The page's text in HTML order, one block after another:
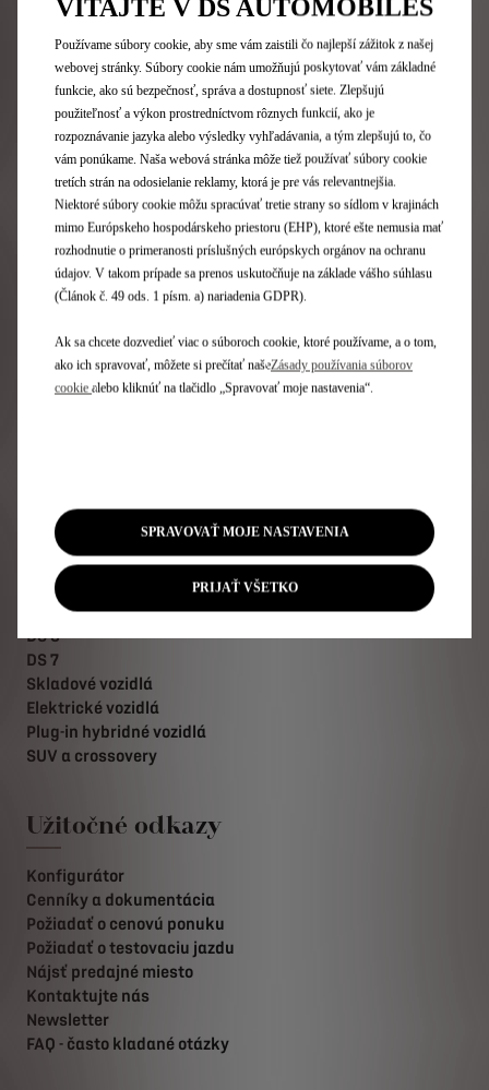
NASPÄŤ
Objavte DS 3 COLLECTION EXUPÉRY
Cenník DS 3
Ponuka DS
DS 3
DS 7
Skladové vozidlá
Elektrické vozidlá
Plug-in hybridné vozidlá
SUV a crossovery
Užitočné odkazy
Konfigurátor
Cenníky a dokumentácia
Požiadať o cenovú ponuku
Požiadať o testovaciu jazdu
Nájsť predajné miesto
Kontaktujte nás
Newsletter
FAQ - často kladané otázky
VITAJTE V DS AUTOMOBILES
Používame súbory cookie, aby sme vám zaistili čo najlepší zážitok z našej
webovej stránky. Súbory cookie nám umožňujú poskytovať vám základné
funkcie, ako sú bezpečnosť, správa a dostupnosť siete. Zlepšujú
použiteľnosť a výkon prostredníctvom rôznych funkcií, ako je
rozpoznávanie jazyka alebo výsledky vyhľadávania, a tým zlepšujú to, čo
vám ponúkame. Naša webová stránka môže tiež používať súbory cookie
tretích strán na odosielanie reklamy, ktorá je pre vás relevantnejšia.
Niektoré súbory cookie môžu spracúvať tretie strany so sídlom v krajinách
mimo Európskeho hospodárskeho priestoru (EHP), ktoré ešte nemusia mať
rozhodnutie o primeranosti príslušných európskych orgánov na ochranu
údajov. V takom prípade sa prenos uskutočňuje na základe vášho súhlasu
(Článok č. 49 ods. 1 písm. a) nariadenia GDPR).
Ak sa chcete dozvedieť viac o súboroch cookie, ktoré používame, a o tom,
ako ich spravovať, môžete si prečítať našeZásady používania súborov
cookie alebo kliknúť na tlačidlo „Spravovať moje nastavenia“.
SPRAVOVAŤ MOJE NASTAVENIA
PRIJAŤ VŠETKO